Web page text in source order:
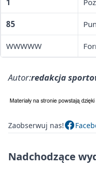
1
85
WWWWW
Autor:redakcja
Zaobserwuj nas!
Nadchodzące